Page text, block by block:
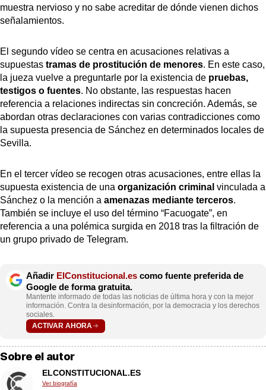
muestra nervioso y no sabe acreditar de dónde vienen dichos
señalamientos.
El segundo vídeo se centra en acusaciones relativas a
supuestas tramas de prostitución de menores. En este caso,
la jueza vuelve a preguntarle por la existencia de pruebas,
testigos o fuentes. No obstante, las respuestas hacen
referencia a relaciones indirectas sin concreción. Además, se
abordan otras declaraciones con varias contradicciones como
la supuesta presencia de Sánchez en determinados locales de
Sevilla.
En el tercer vídeo se recogen otras acusaciones, entre ellas la
supuesta existencia de una organización criminal vinculada a
Sánchez o la mención a amenazas mediante terceros.
También se incluye el uso del término “Facuogate”, en
referencia a una polémica surgida en 2018 tras la filtración de
un grupo privado de Telegram.
Añadir ElConstitucional.es como fuente preferida de
Google de forma gratuita.
Mantente informado de todas las noticias de última hora y con la mejor
información. Contra la desinformación, por la democracia y los derechos
sociales.
ACTIVAR AHORA
Sobre el autor
ELCONSTITUCIONAL.ES
Ver biografía